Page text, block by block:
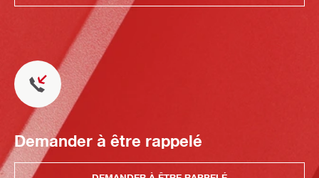
Demander à être rappelé